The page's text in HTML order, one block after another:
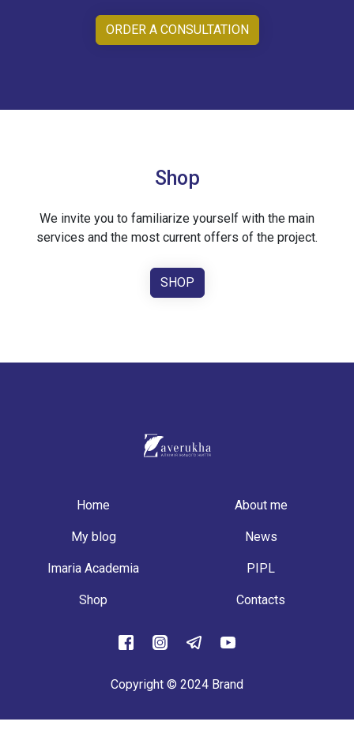
ORDER A CONSULTATION
Shop
We invite you to familiarize yourself with the main
services and the most current offers of the project.
SHOP
Home About me
My blog News
Imaria Academia РІPL
Shop Contacts
Copyright © 2024 Brand